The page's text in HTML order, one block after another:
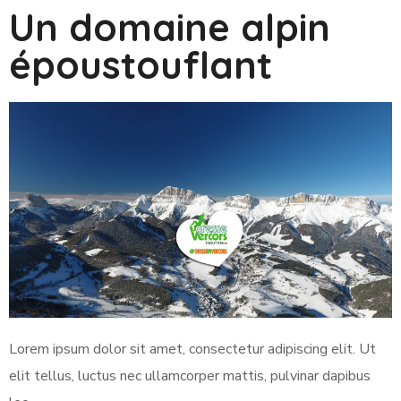
Un domaine alpin
époustouflant
Lorem ipsum dolor sit amet, consectetur adipiscing elit. Ut
elit tellus, luctus nec ullamcorper mattis, pulvinar dapibus